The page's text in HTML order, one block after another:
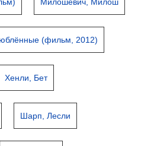
(фильм, 2012)
Хенли, Бет
Шарп, Лесли